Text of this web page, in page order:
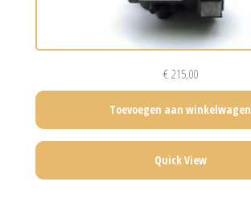
€215,00
Toevoegen aan winkelwagen
Quick View